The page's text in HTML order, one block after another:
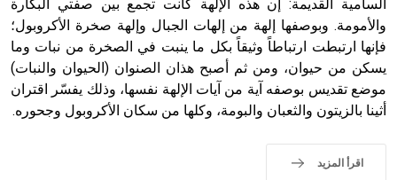
السامية القديمة: إن هذه الإلهة كانت تجمع بين صفتي البكارة
والأمومة. وبوصفها إلهة من إلهات الجبال وإلهة صخرة الأكروبول؛
فإنها ارتبطت ارتباطاً وثيقاً بكل ما ينبت في الصخرة من نبات وما
يسكن من حيوان، ومن ثم أصبح هذان الصنوان (الحيوان والنبات)
موضع تقديس بوصفه آية من آيات الإلهة نفسها، وذلك يفسّر اقتران
أثينا بالزيتون والثعبان والبومة، وكلها من سكان الأكروبول وجحوره.
اقرأ المزيد